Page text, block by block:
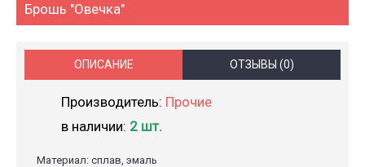
Брошь "Овечка"
ОПИСАНИЕ ОТЗЫВЫ (0)
Производитель: Прочие
в наличии: 2 шт.
Материал: сплав, эмаль